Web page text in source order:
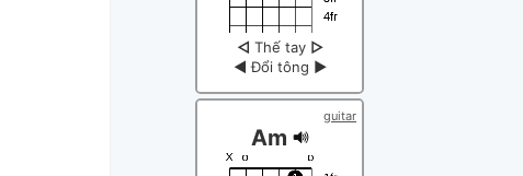
◁ Thế tay ▷
◀ Đổi tông ▶
guitar
Am